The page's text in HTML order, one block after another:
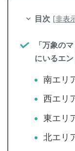
目次 [非表
「万象の
にいるエ
南エリ
西エリ
東エリ
北エリ